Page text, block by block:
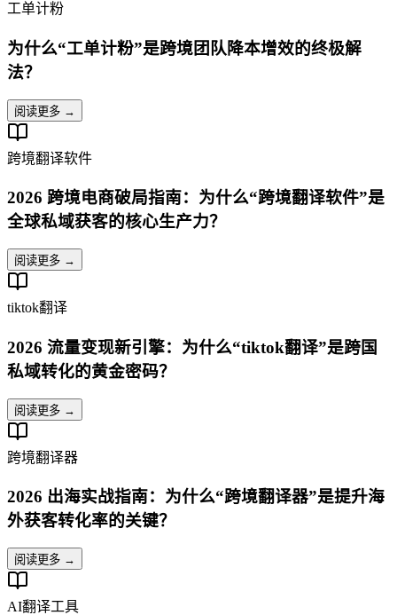
工单计粉
为什么“工单计粉”是跨境团队降本增效的终极解
法？
阅读更多 →
跨境翻译软件
2026 跨境电商破局指南：为什么“跨境翻译软件”是
全球私域获客的核心生产力？
阅读更多 →
tiktok翻译
2026 流量变现新引擎：为什么“tiktok翻译”是跨国
私域转化的黄金密码？
阅读更多 →
跨境翻译器
2026 出海实战指南：为什么“跨境翻译器”是提升海
外获客转化率的关键？
阅读更多 →
AI翻译工具